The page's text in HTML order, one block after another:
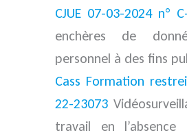
CJUE 07-03-2024 n°
enchères de
personnel à des fins
Cass Formation
22-23073
travail en l’absence